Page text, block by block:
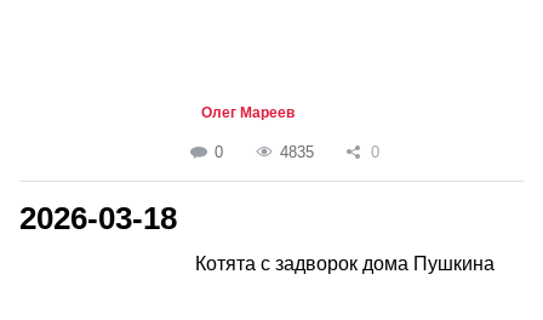
Олег Мареев
0 4835 0
2026-03-18
Котята с задворок дома Пушкина